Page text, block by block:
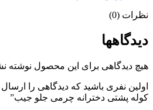
نظرات (0)
دیدگاهها
هیچ دیدگاهی برای این محصول نوشته
کوله پشتی دخترانه چرمی جلو جیب”